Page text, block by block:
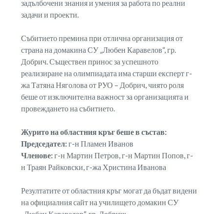
задълбочени знания и умения за работа по реални
задачи и проекти.
Събитието премина при отлична организация от
страна на домакина СУ „Любен Каравелов“, гр.
Добрич. Съществен принос за успешното
реализиране на олимпиадата има старши експерт г-
жа Татяна Няголова от РУО – Добрич, чиято роля
беше от изключителна важност за организацията и
провеждането на събитието.
Журито на областния кръг беше в състав:
Председател:г-н Пламен Иванов
Членове:г-н Мартин Петров, г-н Мартин Попов, г-
н Траян Райковски, г-жа Христина Иванова
Резултатите от областния кръг могат да бъдат видени
на официалния сайт на училището домакин СУ